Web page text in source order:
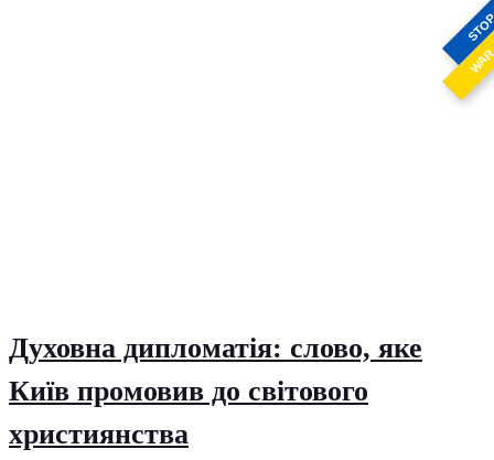
Духовна дипломатія: слово, яке
Київ промовив до світового
християнства